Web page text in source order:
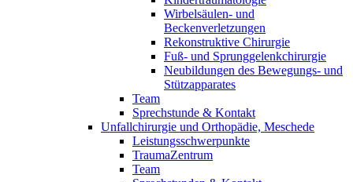
Wirbelsäulen- und
Beckenverletzungen
Rekonstruktive Chirurgie
Fuß- und Sprunggelenkchirurgie
Neubildungen des Bewegungs- und
Stützapparates
Team
Sprechstunde & Kontakt
Unfallchirurgie und Orthopädie, Meschede
Leistungsschwerpunkte
TraumaZentrum
Team